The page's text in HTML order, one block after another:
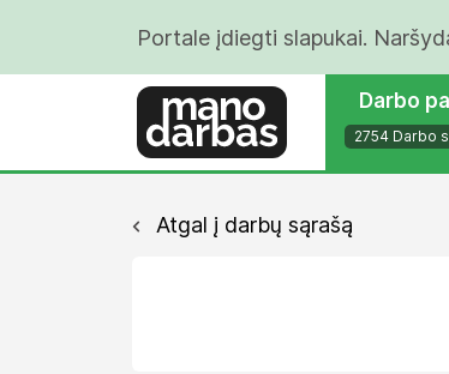
Portale įdiegti slapukai.
Darbo
2754 Darbo
Atgal į darbų sąrašą